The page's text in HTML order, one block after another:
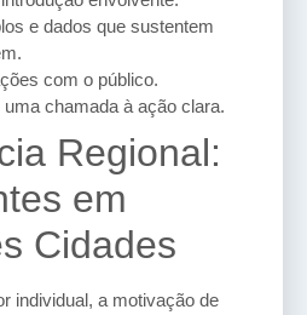
e dados que sustentem
com o público.
chamada à ação clara.
Regional:
em
Cidades
individual, a motivação de